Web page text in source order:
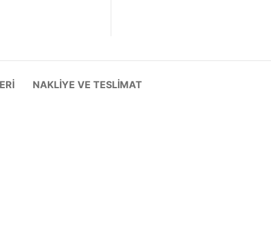
NAKLIYE VE TESLIMAT